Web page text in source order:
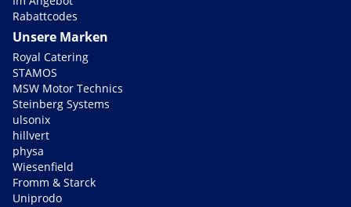
Rabattcodes
Unsere Marken
Royal Catering
STAMOS
MSW Motor Technics
Steinberg Systems
ulsonix
hillvert
physa
Wiesenfield
Fromm & Starck
Uniprodo